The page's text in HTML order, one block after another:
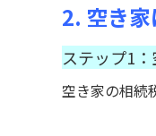
2. 空き
ステップ1
空き家の相続